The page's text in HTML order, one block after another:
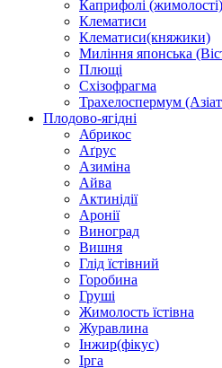
Каприфолі (жимолості)
Клематиси
Клематиси(княжики)
Миління японська
Плющі
Схізофрагма
Трахелоспермум
Плодово-ягідні
Абрикос
Аґрус
Азиміна
Айва
Актинідії
Аронії
Виноград
Вишня
Глід їстівний
Горобина
Груші
Жимолость їстівна
Журавлина
Інжир(фікус)
Ірга